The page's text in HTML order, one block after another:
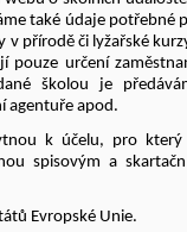
také údaje potřebné
v přírodě či lyžařské
pouze určení
školou je
agentuře apod.
k účelu, pro
spisovým a
Evropské Unie.